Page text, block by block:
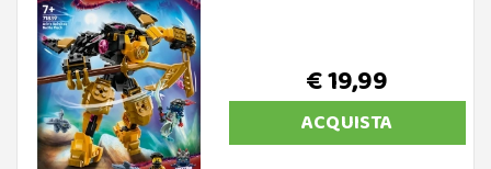
€ 19,99
ACQUISTA